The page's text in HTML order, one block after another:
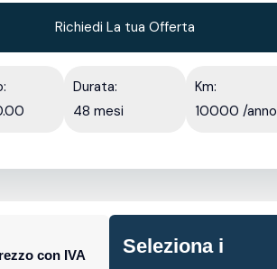
Richiedi La tua Offerta
Durata:
48 mesi
Km:
10000 /anno
con IVA
Seleziona i